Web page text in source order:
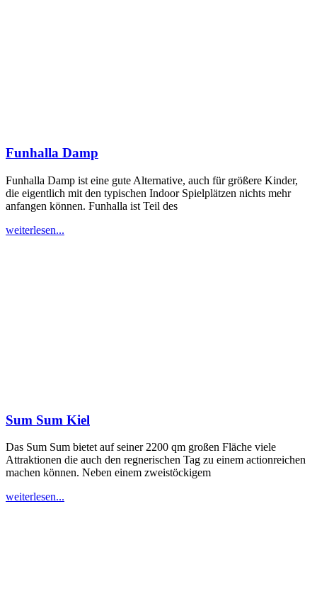
Funhalla Damp
Funhalla Damp ist eine gute Alternative, auch für größere Kinder,
die eigentlich mit den typischen Indoor Spielplätzen nichts mehr
anfangen können. Funhalla ist Teil des
weiterlesen...
Sum Sum Kiel
Das Sum Sum bietet auf seiner 2200 qm großen Fläche viele
Attraktionen die auch den regnerischen Tag zu einem actionreichen
machen können. Neben einem zweistöckigem
weiterlesen...